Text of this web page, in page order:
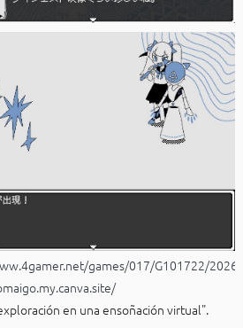
games/017/G101722/
en una ensoñación virtual".